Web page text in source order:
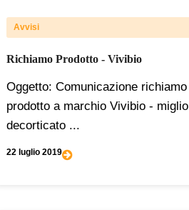
Avvisi
Richiamo Prodotto - Vivibio
Oggetto: Comunicazione richiamo
prodotto a marchio Vivibio - miglio
decorticato ...
22 luglio 2019